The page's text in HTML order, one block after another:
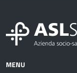
MENU